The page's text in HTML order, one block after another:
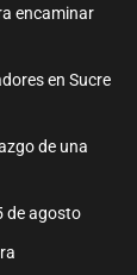
encaminar
en Sucre
de una
de agosto